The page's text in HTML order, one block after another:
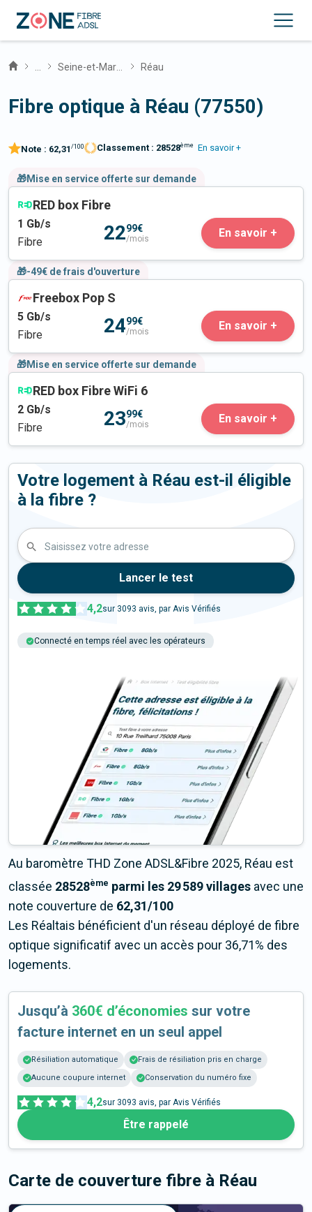
Réau
Fibre optique à Réau (77550)
Note : 62,31 /100 Classement : 28528ème En savoir +
🎁Mise en service offerte sur demande
RED box Fibre
1 Gb/s
Fibre
2299€
/mois En savoir +
🎁-49€ de frais d'ouverture
Freebox Pop S
5 Gb/s
Fibre
2499€
/mois En savoir +
🎁Mise en service offerte sur demande
RED box Fibre WiFi 6
2 Gb/s
Fibre
2399€
/mois En savoir +
Votre logement à Réau est-il éligible
à la fibre ?
Saisissez votre adresse
Lancer le test
4,2sur 3093 avis, par Avis Vérifiés
Connecté en temps réel avec les opérateurs
Au baromètre THD Zone ADSL&Fibre 2025, Réau est
classée 28528ème parmi les 29 589 villages avec une
note couverture de 62,31/100
Les Réaltais bénéficient d'un réseau déployé de fibre
optique significatif avec un accès pour 36,71% des
logements.
Jusqu’à 360€ d’économies sur votre
facture internet en un seul appel
Résiliation automatique
Frais de résiliation pris en charge
Aucune coupure internet
Conservation du numéro fixe
4,2sur 3093 avis, par Avis Vérifiés
Être rappelé
Carte de couverture fibre à Réau